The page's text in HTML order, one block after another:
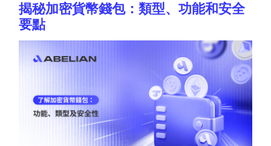
揭秘加密貨幣錢包：類型、功能和安全
要點